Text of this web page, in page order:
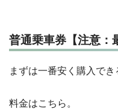
普通乗車券【注意：
まずは一番安く購入でき
料金はこちら。